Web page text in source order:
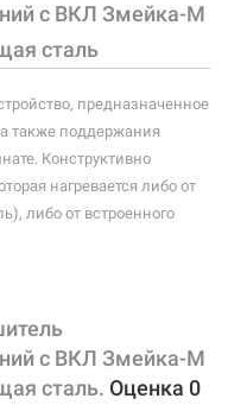
580 мм
48 Вт
стационарный
правосторонний
с ВКЛ Змейка-М
сталь
предназначенное
также поддержания
Конструктивно
нагревается либо от
либо от встроенного
станет
а также комплектация
без уведомления. За
магазин ответственности
с ВКЛ Змейка-М
сталь. Оценка 0